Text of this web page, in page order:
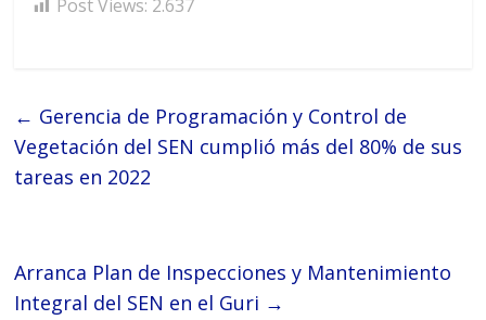
Post Views: 2.637
← Gerencia de Programación y Control de
Vegetación del SEN cumplió más del 80% de sus
tareas en 2022
Arranca Plan de Inspecciones y Mantenimiento
Integral del SEN en el Guri →